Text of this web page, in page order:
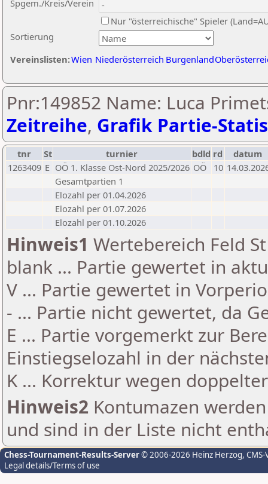
Sortierung
Spgem./Kreis/Verein
Nur "österreichische" Spieler
Vereinslisten:Wien Niederösterreich Burgenland
Pnr:149852 Name: Luca
Zeitreihe, Grafik Partie-
tnr St turnier bdld rd
datum
1263409 E OÖ 1. Klasse Ost-Nord 2025/2026 OÖ 10
Gesamtpartien 1
Elozahl per 01.04.2026
Elozahl per 01.07.2026
Elozahl per 01.10.2026
Hinweis1 Wertebereich Feld
blank ... Partie gewertet in
V ... Partie gewertet in
- ... Partie nicht gewertet, da
E ... Partie vorgemerkt zur
Einstiegselozahl in der
K ... Korrektur wegen
Hinweis2 Kontumazen
und sind in der Liste nicht
Chess-Tournament-Results-Server© 2006-2026 Heinz Herzog,
Legal details/Terms of use